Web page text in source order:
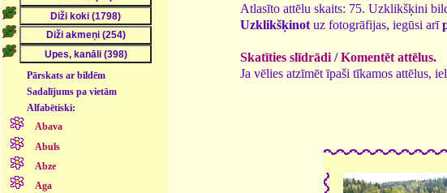
Pārskats ar bildēm
Sadalījums pa vietām
Alfabētiski:
Abava
Abuls
Abze
Aga
Atlasīto attēlu skaits: 75. Uzklikšķini
Uzklikšķinot uz fotogrāfijas, iegūsi arī
Skatīties slīdrādi /Komentēt attēlus.
Ja vēlies atzīmēt īpaši tīkamos attēlus,